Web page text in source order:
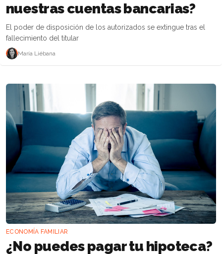
nuestras cuentas bancarias?
El poder de disposición de los autorizados se extingue tras el
fallecimiento del titular
María Liébana
ECONOMÍA FAMILIAR
¿No puedes pagar tu hipoteca?